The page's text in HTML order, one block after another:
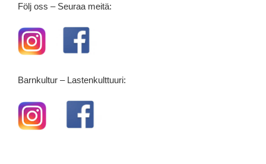
Följ oss – Seuraa meitä:
Barnkultur – Lastenkulttuuri: